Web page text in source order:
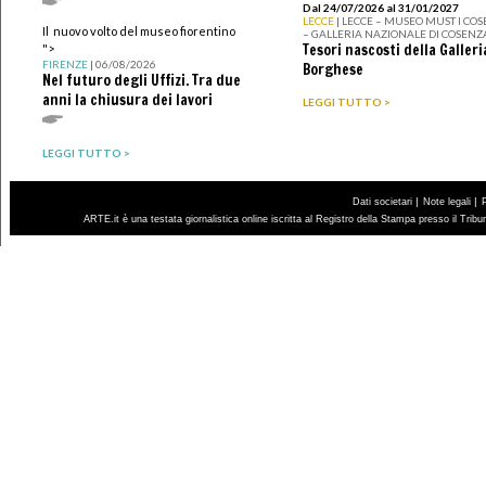
Il nuovo volto del museo fiorentino
">
FIRENZE| 06/08/2026
Nel futuro degli Uffizi. Tra due
anni la chiusura dei lavori
LEGGI TUTTO >
Dal 24/07/2026 al 31/01/2027
LECCE | LECCE – MUSEO MUST I
– GALLERIA NAZIONALE DI
Tesori nascosti della
Borghese
LEGGI TUTTO >
Dati societari | Note legali |
ARTE.it è una testata giornalistica online iscritta al Registro della Stampa presso il